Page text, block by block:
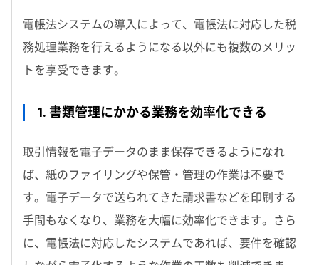
電帳法システムの導入によって、電帳法に対応した税
務処理業務を行えるようになる以外にも複数のメリッ
トを享受できます。
1. 書類管理にかかる業務を効率化できる
取引情報を電子データのまま保存できるようになれ
ば、紙のファイリングや保管・管理の作業は不要で
す。電子データで送られてきた請求書などを印刷する
手間もなくなり、業務を大幅に効率化できます。さら
に、電帳法に対応したシステムであれば、要件を確認